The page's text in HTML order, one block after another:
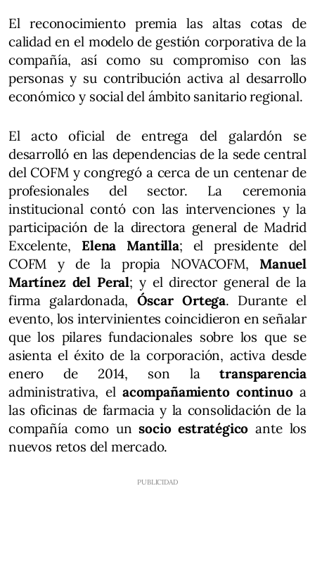
El reconocimiento premia las altas cotas de
calidad en el modelo de gestión corporativa de la
compañía, así como su compromiso con las
personas y su contribución activa al desarrollo
económico y social del ámbito sanitario regional.
El acto oficial de entrega del galardón se
desarrolló en las dependencias de la sede central
del COFM y congregó a cerca de un centenar de
profesionales del sector. La ceremonia
institucional contó con las intervenciones y la
participación de la directora general de Madrid
Excelente, Elena Mantilla; el presidente del
COFM y de la propia NOVACOFM, Manuel
Martínez del Peral; y el director general de la
firma galardonada, Óscar Ortega. Durante el
evento, los intervinientes coincidieron en señalar
que los pilares fundacionales sobre los que se
asienta el éxito de la corporación, activa desde
enero de 2014, son latransparencia
administrativa, el acompañamiento continuoa
las oficinas de farmacia y la consolidación de la
compañía como un socio estratégico ante los
nuevos retos del mercado.